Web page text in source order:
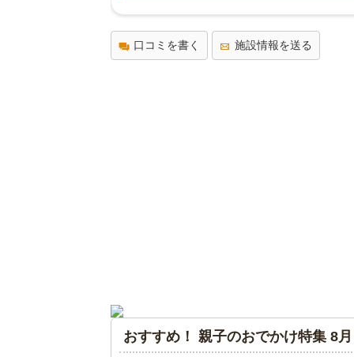
口コミを書く 施設情報を送る
おすすめ！ 親子のおでかけ特集 8月